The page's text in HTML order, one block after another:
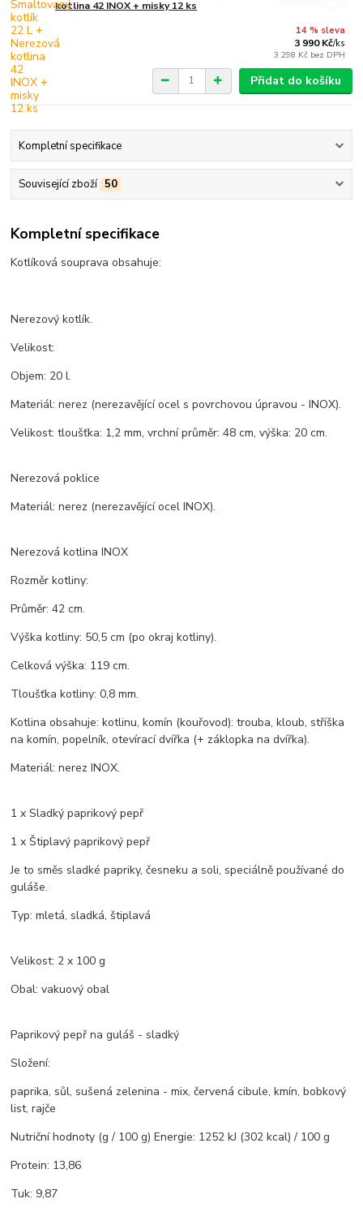
kotlina 42 INOX + misky 12 ks
14 % sleva
3 990 Kč/ks
3 298 Kč bez DPH
Přidat do košíku
Kompletní specifikace
Související zboží 50
Kompletní specifikace
Kotlíková souprava obsahuje:
Nerezový kotlík.
Velikost:
Objem: 20 l.
Materiál: nerez (nerezavějící ocel s povrchovou úpravou - INOX).
Velikost: tloušťka: 1,2 mm, vrchní průměr: 48 cm, výška: 20 cm.
Nerezová poklice
Materiál: nerez (nerezavějící ocel INOX).
Nerezová kotlina INOX
Rozměr kotliny:
Průměr: 42 cm.
Výška kotliny: 50,5 cm (po okraj kotliny).
Celková výška: 119 cm.
Tloušťka kotliny: 0,8 mm.
Kotlina obsahuje: kotlinu, komín (kouřovod): trouba, kloub, stříška
na komín, popelník, otevírací dvířka (+ záklopka na dvířka).
Materiál: nerez INOX.
1 x Sladký paprikový pepř
1 x Štiplavý paprikový pepř
Je to směs sladké papriky, česneku a soli, speciálně používané do
guláše.
Typ: mletá, sladká, štiplavá
Velikost: 2 x 100 g
Obal: vakuový obal
Paprikový pepř na guláš - sladký
Složení:
paprika, sůl, sušená zelenina - mix, červená cibule, kmín, bobkový
list, rajče
Nutriční hodnoty (g / 100 g) Energie: 1252 kJ (302 kcal) / 100 g
Protein: 13,86
Tuk: 9,87